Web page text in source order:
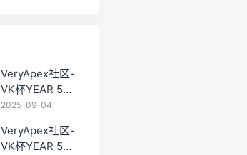
VeryApex社区-
VK杯YEAR 5
PRO训练赛
2025-09-04
VeryApex社区-
VK杯YEAR 5